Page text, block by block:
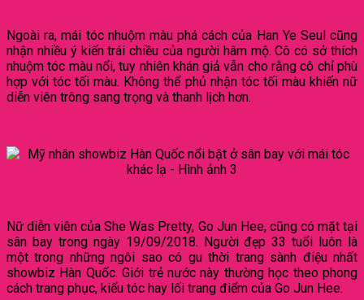
Ngoài ra, mái tóc nhuộm màu phá cách của Han Ye Seul cũng
nhận nhiều ý kiến trái chiều của người hâm mộ. Cô có sở thích
nhuộm tóc màu nổi, tuy nhiên khán giả vẫn cho rằng cô chỉ phù
hợp với tóc tối màu. Không thể phủ nhận tóc tối màu khiến nữ
diễn viên trông sang trọng và thanh lịch hơn.
Nữ diễn viên của She Was Pretty, Go Jun Hee, cũng có mặt tại
sân bay trong ngày 19/09/2018. Người đẹp 33 tuổi luôn là
một trong những ngôi sao có gu thời trang sành điệu nhất
showbiz Hàn Quốc. Giới trẻ nước này thường học theo phong
cách trang phục, kiểu tóc hay lối trang điểm của Go Jun Hee.